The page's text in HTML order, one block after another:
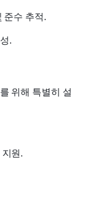
준수 추적.
.
위해 특별히 설
원.